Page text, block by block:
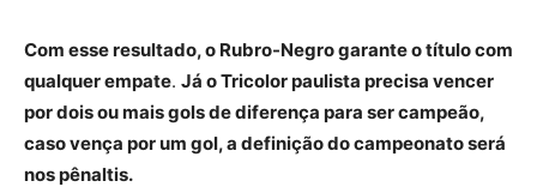
Com esse resultado, o Rubro-Negro garante o título com
qualquer empate. Já o Tricolor paulista precisa vencer
por dois ou mais gols de diferença para ser campeão,
caso vença por um gol, a definição do campeonato será
nos pênaltis.